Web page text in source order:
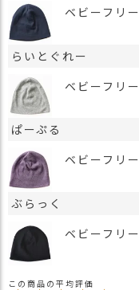
ベビーフリー
らいとぐれー
ベビーフリー
ぱーぷる
ベビーフリー
ぶらっく
ベビーフリー